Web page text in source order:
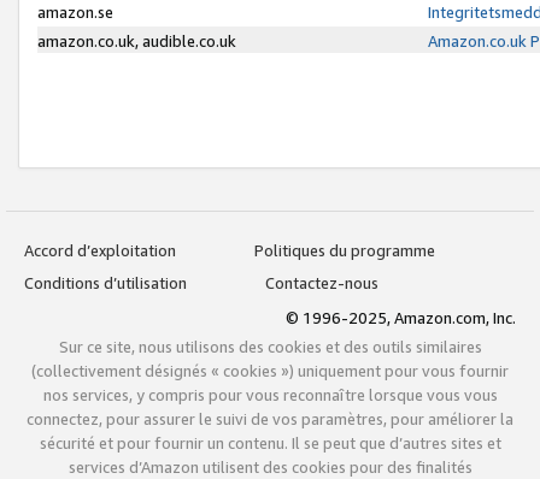
amazon.se
amazon.co.uk, audible.co.uk
Amazon.co.uk
Accord d’exploitation
Politiques du programme
Conditions d’utilisation
Contactez-nous
© 1996-2025, Amazon.com, Inc.
Sur ce site, nous utilisons des cookies et des outils similaires
(collectivement désignés « cookies ») uniquement pour vous fournir
nos services, y compris pour vous reconnaître lorsque vous vous
connectez, pour assurer le suivi de vos paramètres, pour améliorer la
sécurité et pour fournir un contenu. Il se peut que d’autres sites et
services d’Amazon utilisent des cookies pour des finalités